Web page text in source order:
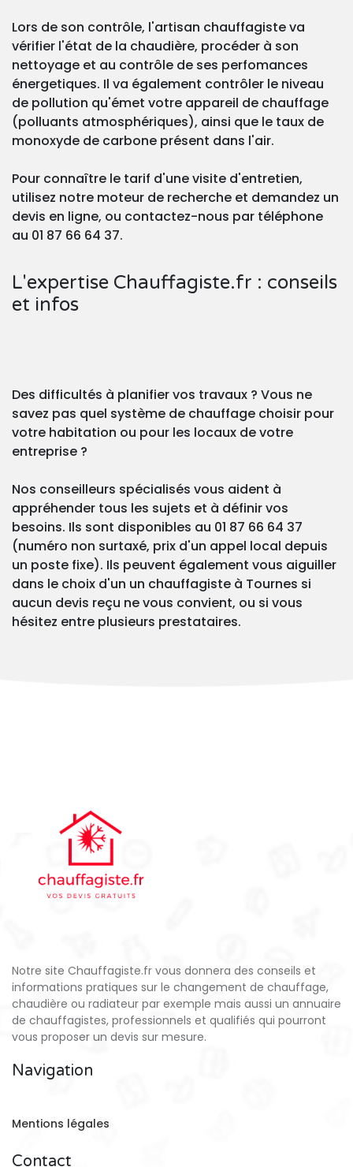
Lors de son contrôle, l'artisan chauffagiste va
vérifier l'état de la chaudière, procéder à son
nettoyage et au contrôle de ses perfomances
énergetiques. Il va également contrôler le niveau
de pollution qu'émet votre appareil de chauffage
(polluants atmosphériques), ainsi que le taux de
monoxyde de carbone présent dans l'air.
Pour connaître le tarif d'une visite d'entretien,
utilisez notre moteur de recherche et demandez un
devis en ligne, ou contactez-nous par téléphone
au 01 87 66 64 37.
L'expertise Chauffagiste.fr : conseils
et infos
Des difficultés à planifier vos travaux ? Vous ne
savez pas quel système de chauffage choisir pour
votre habitation ou pour les locaux de votre
entreprise ?
Nos conseilleurs spécialisés vous aident à
appréhender tous les sujets et à définir vos
besoins. Ils sont disponibles au 01 87 66 64 37
(numéro non surtaxé, prix d'un appel local depuis
un poste fixe). Ils peuvent également vous aiguiller
dans le choix d'un un chauffagiste à Tournes si
aucun devis reçu ne vous convient, ou si vous
hésitez entre plusieurs prestataires.
Notre site Chauffagiste.fr vous donnera des conseils et
informations pratiques sur le changement de chauffage,
chaudière ou radiateur par exemple mais aussi un annuaire
de chauffagistes, professionnels et qualifiés qui pourront
vous proposer un devis sur mesure.
Navigation
Mentions légales
Contact